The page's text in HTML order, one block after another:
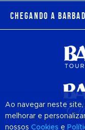
Chegando a
Ao navegar neste
melhorar e
nossos Cookies e